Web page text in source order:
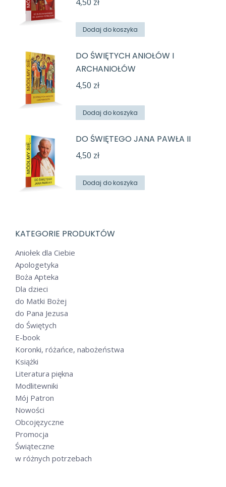
Dodaj do koszyka
DO ŚWIĘTYCH ANIOŁÓW I
ARCHANIOŁÓW
4,50 zł
Dodaj do koszyka
DO ŚWIĘTEGO JANA PAWŁA II
4,50 zł
Dodaj do koszyka
KATEGORIE PRODUKTÓW
Aniołek dla Ciebie
Apologetyka
Boża Apteka
Dla dzieci
do Matki Bożej
do Pana Jezusa
do Świętych
E-book
Koronki, różańce, nabożeństwa
Książki
Literatura piękna
Modlitewniki
Mój Patron
Nowości
Obcojęzyczne
Promocja
Świąteczne
w różnych potrzebach